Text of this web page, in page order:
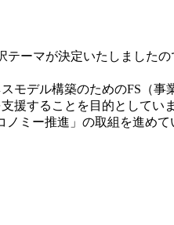
ーマが決定いたしました
モデル構築のためのFS（事
援することを目的としていま
ミー推進」の取組を進めて